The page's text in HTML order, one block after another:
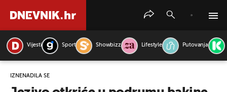
Vijesti Sport Showbizz Lifestyle Putovanja
IZNENADILA SE
PRETRAŽITE VIJESTI